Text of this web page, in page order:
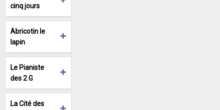
cinq jours
Abricotin le
lapin
Le Pianiste
des 2 G
La Cité des